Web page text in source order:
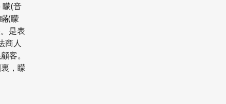
矇(音
(矇
是表
商人
客。
，矇